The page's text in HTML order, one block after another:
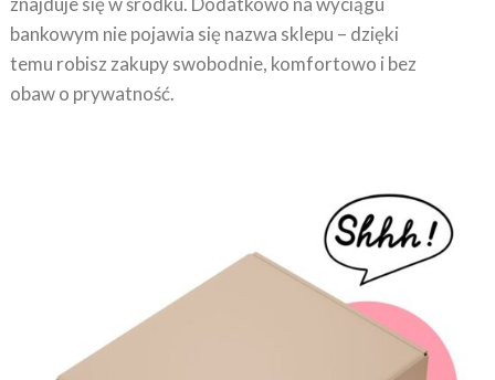
bankowym nie pojawia się nazwa sklepu – dzięki
temu robisz zakupy swobodnie, komfortowo i bez
obaw o prywatność.